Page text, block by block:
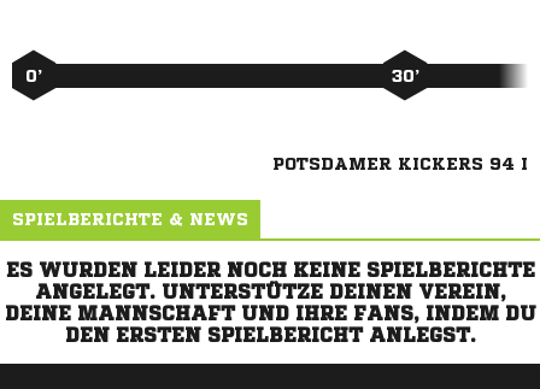
0’ 30’
POTSDAMER KICKERS 94 I
SPIELBERICHTE & NEWS
ES WURDEN LEIDER NOCH KEINE SPIELBERICHTE
ANGELEGT. UNTERSTÜTZE DEINEN VEREIN,
DEINE MANNSCHAFT UND IHRE FANS, INDEM DU
DEN ERSTEN SPIELBERICHT ANLEGST.